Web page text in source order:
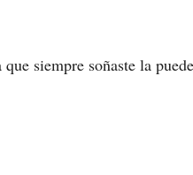
siempre soñaste la